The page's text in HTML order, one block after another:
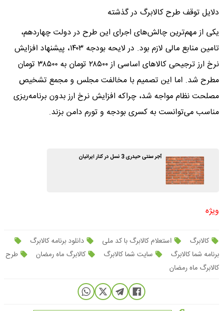
دلایل توقف طرح کالابرگ در گذشته
یکی از مهم‌ترین چالش‌های اجرای این طرح در دولت چهاردهم،
تامین منابع مالی لازم بود. در لایحه بودجه ۱۴۰۳، پیشنهاد افزایش
نرخ ارز ترجیحی کالاهای اساسی از ۲۸۵۰۰ تومان به ۳۸۵۰۰ تومان
مطرح شد. اما این تصمیم با مخالفت مجلس و مجمع تشخیص
مصلحت نظام مواجه شد، چراکه افزایش نرخ ارز بدون برنامه‌ریزی
مناسب می‌توانست به کسری بودجه و تورم دامن بزند.
آجر سنتی حیدری 3 نسل در کنار ایرانیان
ویژه
کالابرگ استعلام کالابرگ با کد ملی
دانلود برنامه کالابرگ
برنامه شما کالابرگ
سایت شما کالابرگ کالابرگ ماه رمضان
طرح
کالابرگ ماه رمضان